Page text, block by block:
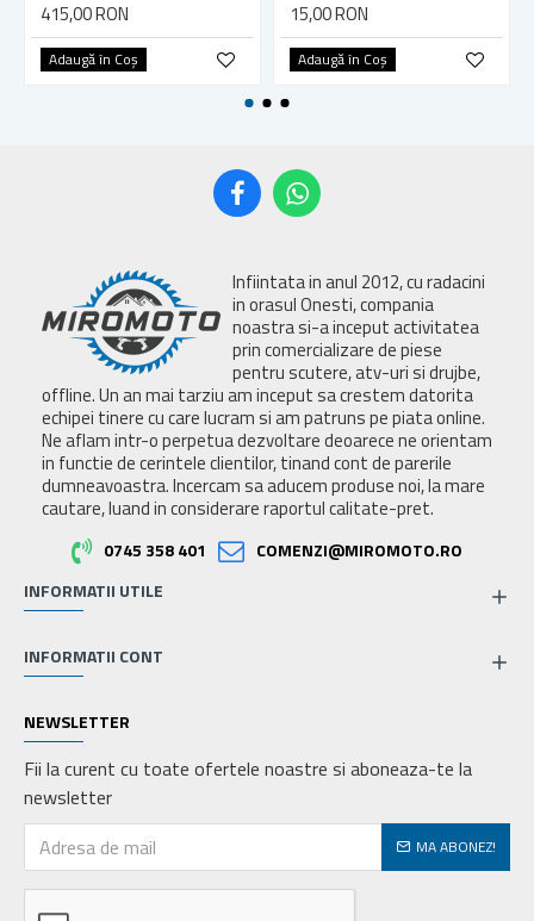
415,00 RON
Adaugă în Coş
15,00 RON
Adaugă în Coş
Infiintata in anul 2012, cu radacini
in orasul Onesti, compania
noastra si-a inceput activitatea
prin comercializare de piese
pentru scutere, atv-uri si drujbe,
offline. Un an mai tarziu am inceput sa crestem datorita
echipei tinere cu care lucram si am patruns pe piata online.
Ne aflam intr-o perpetua dezvoltare deoarece ne orientam
in functie de cerintele clientilor, tinand cont de parerile
dumneavoastra. Incercam sa aducem produse noi, la mare
cautare, luand in considerare raportul calitate-pret.
0745 358 401
COMENZI@MIROMOTO.RO
INFORMATII UTILE
INFORMATII CONT
NEWSLETTER
Fii la curent cu toate ofertele noastre si aboneaza-te la
newsletter
MA ABONEZ!